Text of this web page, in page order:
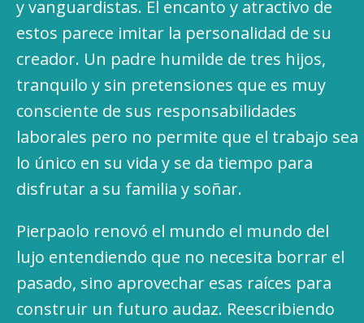
y vanguardistas. El encanto y atractivo de
estos parece imitar la personalidad de su
creador. Un padre humilde de tres hijos,
tranquilo y sin pretensiones que es muy
consciente de sus responsabilidades
laborales pero no permite que el trabajo sea
lo único en su vida y se da tiempo para
disfrutar a su familia y soñar.
Pierpaolo renovó el mundo el mundo del
lujo entendiendo que no necesita borrar el
pasado, sino aprovechar esas raíces para
construir un futuro audaz. Reescribiendo